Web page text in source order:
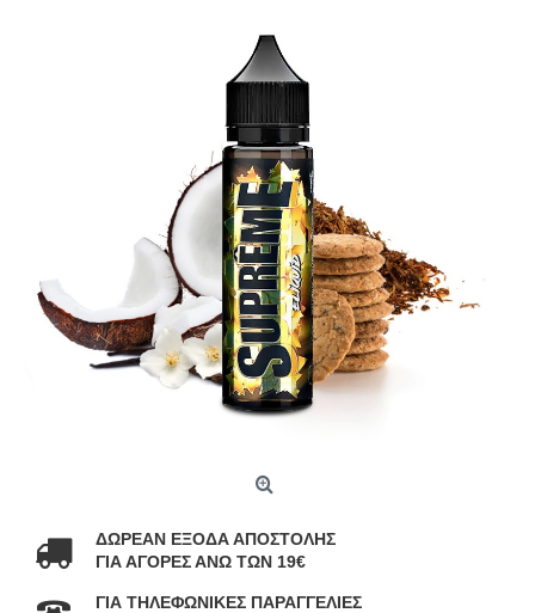
ΔΩΡΕΑΝ ΕΞΟΔΑ ΑΠΟΣΤΟΛΗΣ
ΓΙΑ ΑΓΟΡΕΣ ΑΝΩ ΤΩΝ 19€
ΓΙΑ ΤΗΛΕΦΩΝΙΚΕΣ ΠΑΡΑΓΓΕΛΙΕΣ